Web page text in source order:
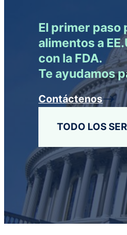
El primer paso
alimentos a
con la FDA.
Te ayudamos
Contáctenos
TODO LOS